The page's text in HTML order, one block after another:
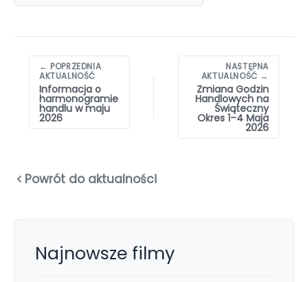
Nawigacja
wpisów
← POPRZEDNIA
AKTUALNOŚĆ
Informacja o
harmonogramie
handlu w maju
2026
NASTĘPNA
AKTUALNOŚĆ →
Zmiana Godzin
Handlowych na
Świąteczny
Okres 1–4 Maja
2026
Powrót do aktualności
Najnowsze filmy